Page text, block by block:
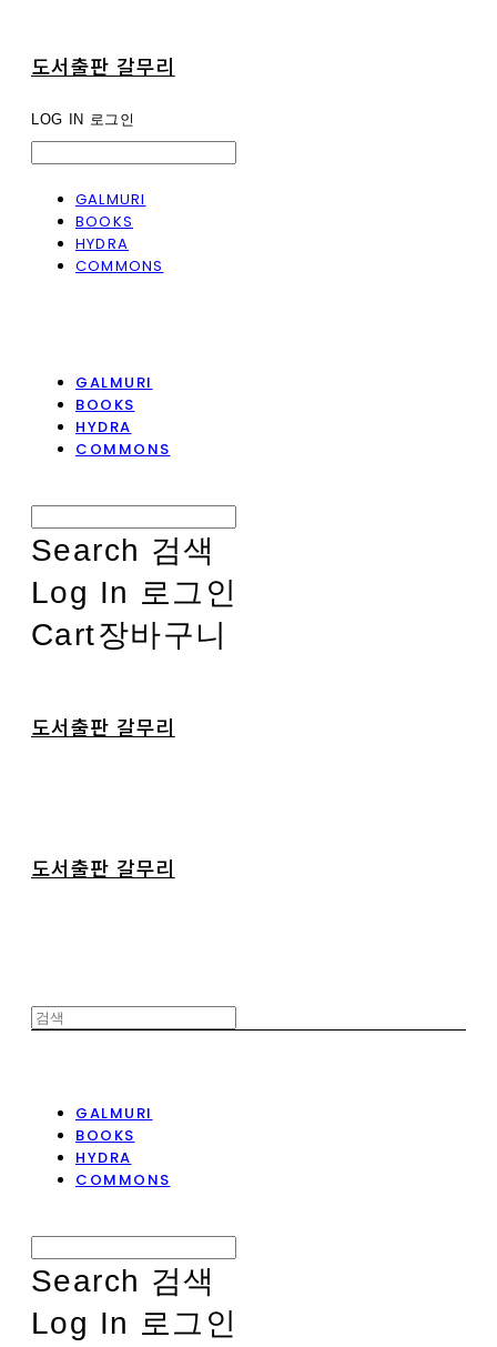
도서출판 갈무리
LOG IN 로그인
GALMURI
BOOKS
HYDRA
COMMONS
GALMURI
BOOKS
HYDRA
COMMONS
Search 검색
Log In 로그인
Cart장바구니
도서출판 갈무리
도서출판 갈무리
GALMURI
BOOKS
HYDRA
COMMONS
Search 검색
Log In 로그인